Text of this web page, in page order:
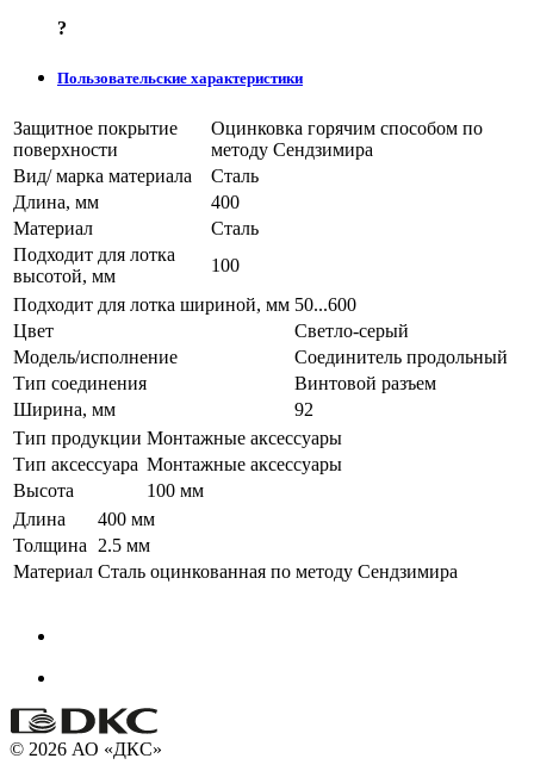
?
Пользовательские характеристики
Защитное покрытие
поверхности
Оцинковка горячим способом по
методу Сендзимира
Вид/ марка материала
Сталь
Длина, мм
400
Материал
Сталь
Подходит для лотка
высотой, мм
100
Подходит для лотка шириной, мм 50...600
Цвет
Светло-серый
Модель/исполнение
Соединитель продольный
Тип соединения
Винтовой разъем
Ширина, мм
92
Тип продукции Монтажные аксессуары
Тип аксессуара Монтажные аксессуары
Высота
100 мм
Длина
400 мм
Толщина
2.5 мм
Материал Сталь оцинкованная по методу Сендзимира
© 2026 АО «ДКС»